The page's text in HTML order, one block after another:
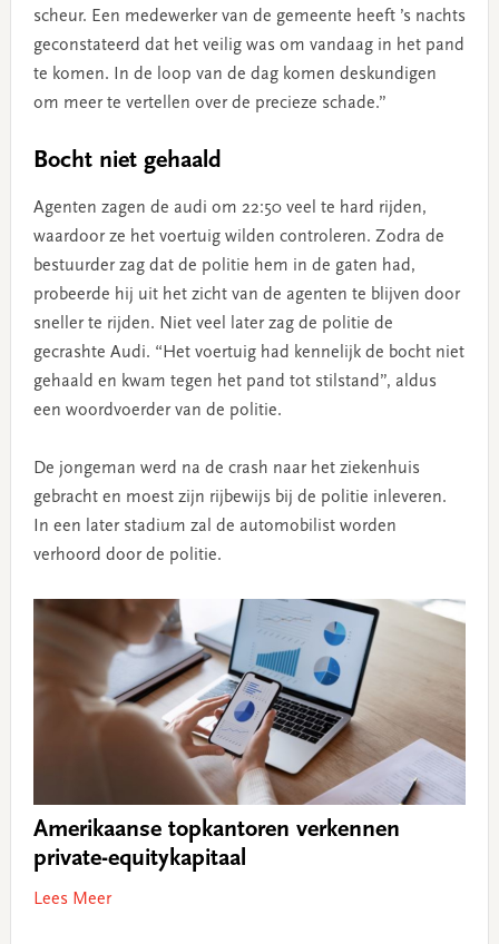
scheur. Een medewerker van de gemeente heeft ’s nachts
geconstateerd dat het veilig was om vandaag in het pand
te komen. In de loop van de dag komen deskundigen
om meer te vertellen over de precieze schade.”
Bocht niet gehaald
Agenten zagen de audi om 22:50 veel te hard rijden,
waardoor ze het voertuig wilden controleren. Zodra de
bestuurder zag dat de politie hem in de gaten had,
probeerde hij uit het zicht van de agenten te blijven door
sneller te rijden. Niet veel later zag de politie de
gecrashte Audi. “Het voertuig had kennelijk de bocht niet
gehaald en kwam tegen het pand tot stilstand”, aldus
een woordvoerder van de politie.
De jongeman werd na de crash naar het ziekenhuis
gebracht en moest zijn rijbewijs bij de politie inleveren.
In een later stadium zal de automobilist worden
verhoord door de politie.
Amerikaanse topkantoren verkennen
private-equitykapitaal
Lees Meer